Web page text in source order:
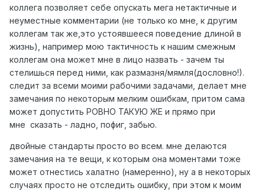
коллега позволяет себе опускать мега нетактичные и
неуместные комментарии (не только ко мне, к другим
коллегам так же,это устоявшееся поведение длиной в
жизнь), например мою тактичность к нашим смежным
коллегам она может мне в лицо назвать - зачем ты
стелишься перед ними, как размазня/мямля(дословно!).
следит за всеми моими рабочими задачами, делает мне
замечания по некоторым мелким ошибкам, притом сама
может допустить РОВНО ТАКУЮ ЖЕ и прямо при
мне сказать - ладно, пофиг, забью.
двойные стандарты просто во всем. мне делаются
замечания на те вещи, к которым она моментами тоже
может отнестись халатно (намеренно), ну а в некоторых
случаях просто не отследить ошибку, при этом к моим